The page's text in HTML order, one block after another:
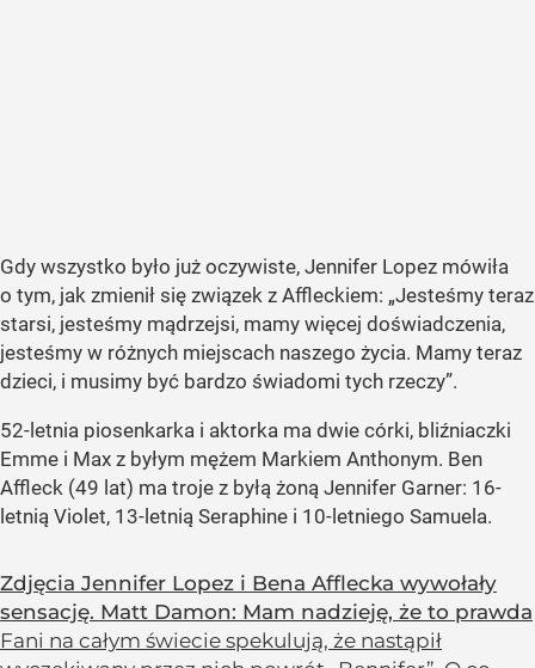
Gdy wszystko było już oczywiste, Jennifer Lopez mówiła
o tym, jak zmienił się związek z Affleckiem: „Jesteśmy teraz
starsi, jesteśmy mądrzejsi, mamy więcej doświadczenia,
jesteśmy w różnych miejscach naszego życia. Mamy teraz
dzieci, i musimy być bardzo świadomi tych rzeczy”.
52-letnia piosenkarka i aktorka ma dwie córki, bliźniaczki
Emme i Max z byłym mężem Markiem Anthonym. Ben
Affleck (49 lat) ma troje z byłą żoną Jennifer Garner: 16-
letnią Violet, 13-letnią Seraphine i 10-letniego Samuela.
Zdjęcia Jennifer Lopez i Bena Afflecka wywołały
sensację. Matt Damon: Mam nadzieję, że to prawda
Fani na całym świecie spekulują, że nastąpił